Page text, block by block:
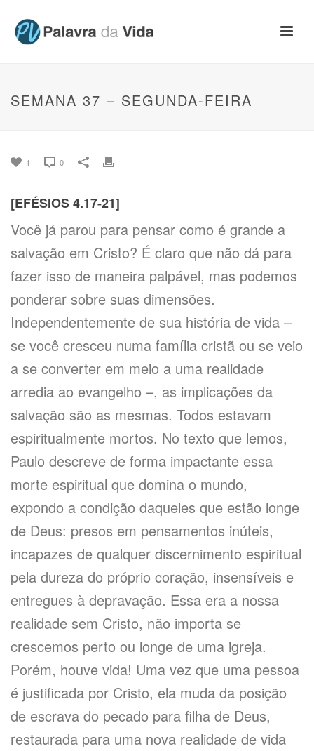
SEMANA 37 – SEGUNDA-FEIRA
1 0
[EFÉSIOS 4.17-21]
Você já parou para pensar como é grande a
salvação em Cristo? É claro que não dá para
fazer isso de maneira palpável, mas podemos
ponderar sobre suas dimensões.
Independentemente de sua história de vida –
se você cresceu numa família cristã ou se veio
a se converter em meio a uma realidade
arredia ao evangelho –, as implicações da
salvação são as mesmas. Todos estavam
espiritualmente mortos. No texto que lemos,
Paulo descreve de forma impactante essa
morte espiritual que domina o mundo,
expondo a condição daqueles que estão longe
de Deus: presos em pensamentos inúteis,
incapazes de qualquer discernimento espiritual
pela dureza do próprio coração, insensíveis e
entregues à depravação. Essa era a nossa
realidade sem Cristo, não importa se
crescemos perto ou longe de uma igreja.
Porém, houve vida! Uma vez que uma pessoa
é justificada por Cristo, ela muda da posição
de escrava do pecado para filha de Deus,
restaurada para uma nova realidade de vida